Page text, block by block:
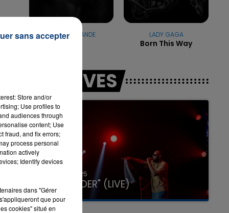
7h00 - 12h00
LA TEAM DU WEEK-END
ARIANA GRANDE LADY GAGA
Born This Way
LES LIVES
31 janvier 2025
GIMS "SPIDER" (LIVE)
Store and/or
Use profiles to
audiences through
content; Use
fraud, and fix errors;
process personal
actively
Identify devices
dans "Gérer
que pour
cookies" situé en
sans accepter